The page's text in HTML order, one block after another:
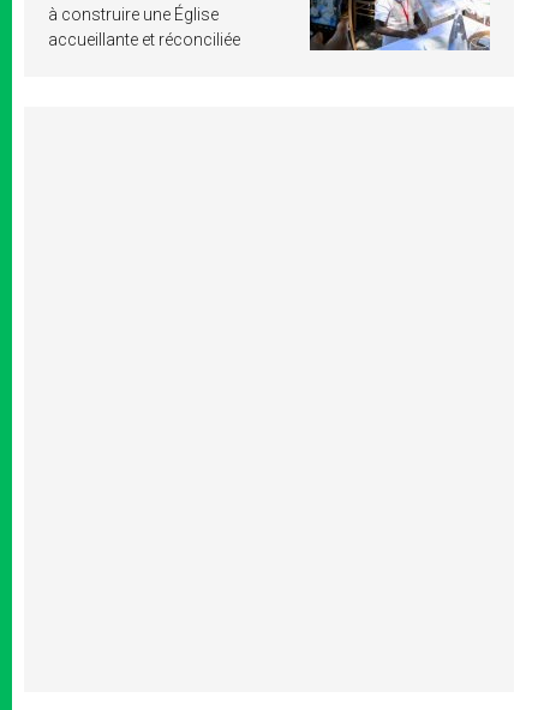
à construire une Église
accueillante et réconciliée